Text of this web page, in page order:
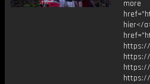
more
https://
https://